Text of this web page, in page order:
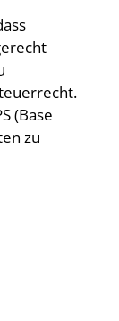
(Base
zu